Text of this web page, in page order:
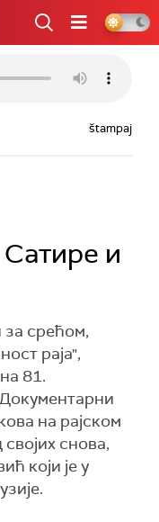
štampaj
и
срећом,
раја",
81.
на рајском
својих снова,
који је у